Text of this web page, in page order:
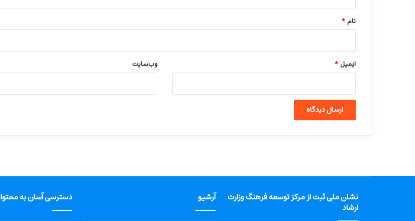
نام*
ایمیل* وب‌سایت
نشان ملی ثبت از مرکز توسعه فرهنگ وزارت
ارشاد
آرشیو دسترسی آسان به محتوا